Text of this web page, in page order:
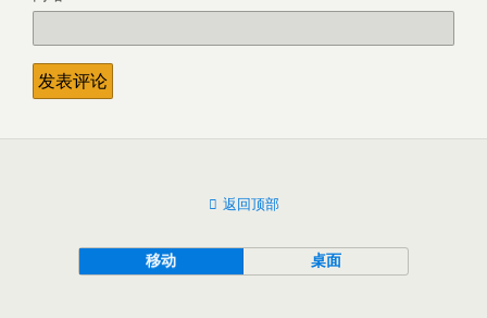
返回顶部
移动 桌面